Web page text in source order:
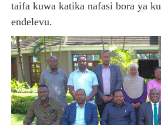
taifa kuwa katika nafasi bora ya
endelevu.